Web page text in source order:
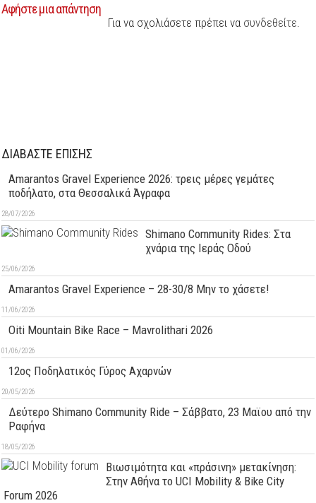
Αφήστε μια απάντηση
Για να σχολιάσετε πρέπει να συνδεθείτε
ΔΙΑΒΑΣΤΕ ΕΠΙΣΗΣ
Amarantos Gravel Experience 2026: τρεις μέρες γεμάτες
ποδήλατο, στα Θεσσαλικά Άγραφα
28/07/2026
Shimano Community Rides: Στα
χνάρια της Ιεράς Οδού
25/06/2026
Amarantos Gravel Experience – 28-30/8 Μην το χάσετε!
11/06/2026
Oiti Mountain Bike Race – Mavrolithari 2026
01/06/2026
12ος Ποδηλατικός Γύρος Αχαρνών
20/05/2026
Δεύτερo Shimano Community Ride – Σάββατο, 23 Μαϊου από την
Ραφήνα
18/05/2026
Βιωσιμότητα και «πράσινη» μετακίνηση:
Στην Αθήνα το UCI Mobility & Bike City
Forum 2026